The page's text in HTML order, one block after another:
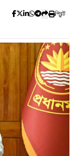
প্রিন্ট